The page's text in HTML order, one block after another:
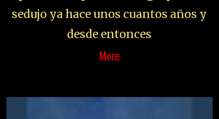
sedujo ya hace unos cuantos años y
desde entonces
More